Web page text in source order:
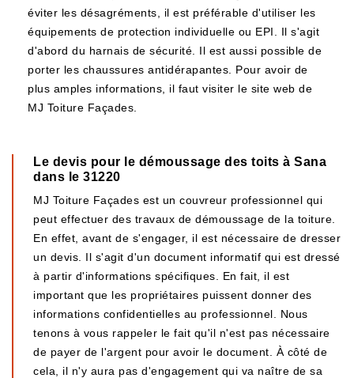
éviter les désagréments, il est préférable d'utiliser les
équipements de protection individuelle ou EPI. Il s'agit
d'abord du harnais de sécurité. Il est aussi possible de
porter les chaussures antidérapantes. Pour avoir de
plus amples informations, il faut visiter le site web de
MJ Toiture Façades.
Le devis pour le démoussage des toits à Sana
dans le 31220
MJ Toiture Façades est un couvreur professionnel qui
peut effectuer des travaux de démoussage de la toiture.
En effet, avant de s'engager, il est nécessaire de dresser
un devis. Il s'agit d'un document informatif qui est dressé
à partir d'informations spécifiques. En fait, il est
important que les propriétaires puissent donner des
informations confidentielles au professionnel. Nous
tenons à vous rappeler le fait qu'il n'est pas nécessaire
de payer de l'argent pour avoir le document. À côté de
cela, il n'y aura pas d'engagement qui va naître de sa